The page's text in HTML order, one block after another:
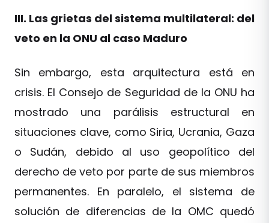
III. Las grietas del sistema multilateral: del
veto en la ONU al caso Maduro
Sin embargo, esta arquitectura está en
crisis. El Consejo de Seguridad de la ONU ha
mostrado una parálisis estructural en
situaciones clave, como Siria, Ucrania, Gaza
o Sudán, debido al uso geopolítico del
derecho de veto por parte de sus miembros
permanentes. En paralelo, el sistema de
solución de diferencias de la OMC quedó